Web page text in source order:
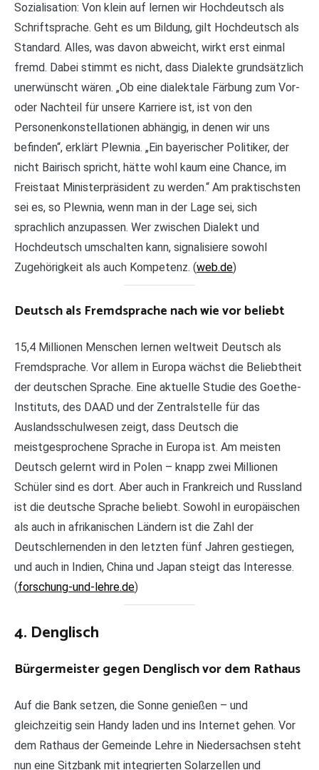
Sozialisation: Von klein auf lernen wir Hochdeutsch als
Schriftsprache. Geht es um Bildung, gilt Hochdeutsch als
Standard. Alles, was davon abweicht, wirkt erst einmal
fremd. Dabei stimmt es nicht, dass Dialekte grundsätzlich
unerwünscht wären. „Ob eine dialektale Färbung zum Vor-
oder Nachteil für unsere Karriere ist, ist von den
Personenkonstellationen abhängig, in denen wir uns
befinden“, erklärt Plewnia. „Ein bayerischer Politiker, der
nicht Bairisch spricht, hätte wohl kaum eine Chance, im
Freistaat Ministerpräsident zu werden.“ Am praktischsten
sei es, so Plewnia, wenn man in der Lage sei, sich
sprachlich anzupassen. Wer zwischen Dialekt und
Hochdeutsch umschalten kann, signalisiere sowohl
Zugehörigkeit als auch Kompetenz. (web.de)
Deutsch als Fremdsprache nach wie vor beliebt
15,4 Millionen Menschen lernen weltweit Deutsch als
Fremdsprache. Vor allem in Europa wächst die Beliebtheit
der deutschen Sprache. Eine aktuelle Studie des Goethe-
Instituts, des DAAD und der Zentralstelle für das
Auslandsschulwesen zeigt, dass Deutsch die
meistgesprochene Sprache in Europa ist. Am meisten
Deutsch gelernt wird in Polen – knapp zwei Millionen
Schüler sind es dort. Aber auch in Frankreich und Russland
ist die deutsche Sprache beliebt. Sowohl in europäischen
als auch in afrikanischen Ländern ist die Zahl der
Deutschlernenden in den letzten fünf Jahren gestiegen,
und auch in Indien, China und Japan steigt das Interesse.
(forschung-und-lehre.de)
4. Denglisch
Bürgermeister gegen Denglisch vor dem Rathaus
Auf die Bank setzen, die Sonne genießen – und
gleichzeitig sein Handy laden und ins Internet gehen. Vor
dem Rathaus der Gemeinde Lehre in Niedersachsen steht
nun eine Sitzbank mit integrierten Solarzellen und